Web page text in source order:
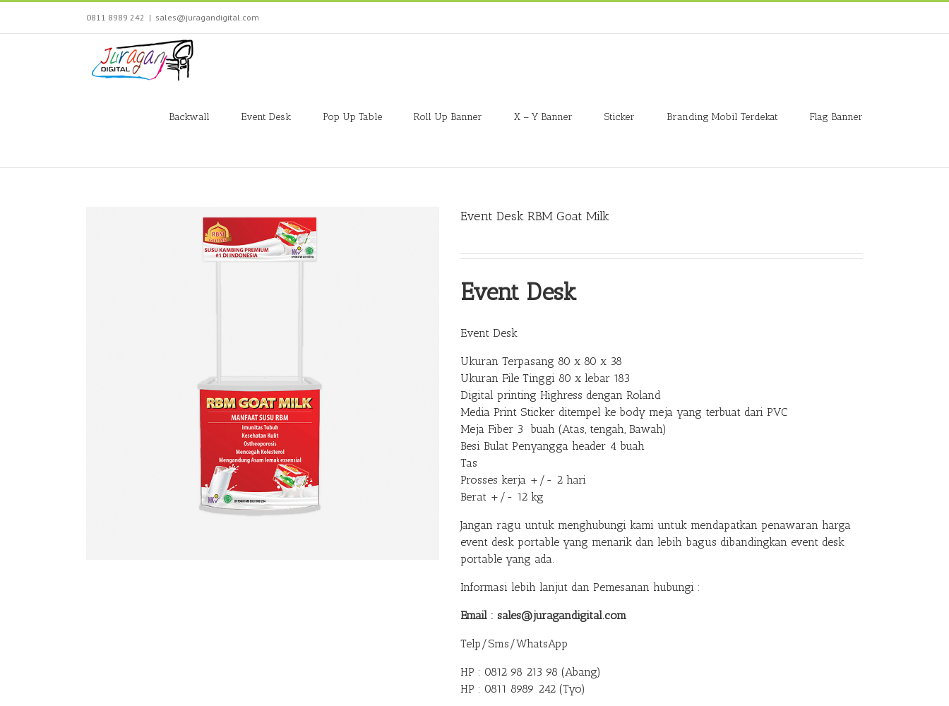
Skip
content
0811 8989 242 | sales@juragandigital.com
Backwall
Event Desk Pop Up Table Roll Up Banner X – Y Banner Sticker Branding Mobil Terdekat Flag Banner
Event Desk RBM Goat Milk
Event Desk
Event Desk
Ukuran Terpasang 80 x 80 x 38
Ukuran File Tinggi 80 x lebar 183
Digital printing Highress dengan Roland
Media Print Sticker ditempel ke body meja yang terbuat dari PVC
Meja Fiber 3 buah (Atas, tengah, Bawah)
Besi Bulat Penyangga header 4 buah
Tas
Prosses kerja +/- 2 hari
Berat +/- 12 kg
Jangan ragu untuk menghubungi kami untuk mendapatkan penawaran harga
event desk portable yang menarik dan lebih bagus dibandingkan event desk
portable yang ada.
Informasi lebih lanjut dan Pemesanan hubungi :
Email : sales@juragandigital.com
Telp/Sms/WhatsApp
HP : 0812 98 213 98 (Abang)
HP : 0811 8989 242 (Tyo)